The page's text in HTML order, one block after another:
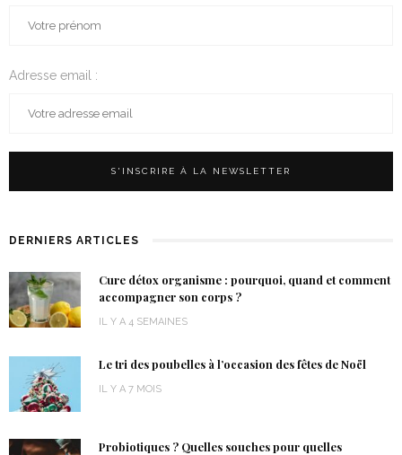
Adresse email :
DERNIERS ARTICLES
Cure détox organisme : pourquoi, quand et comment
accompagner son corps ?
IL Y A 4 SEMAINES
Le tri des poubelles à l’occasion des fêtes de Noël
IL Y A 7 MOIS
Probiotiques ? Quelles souches pour quelles